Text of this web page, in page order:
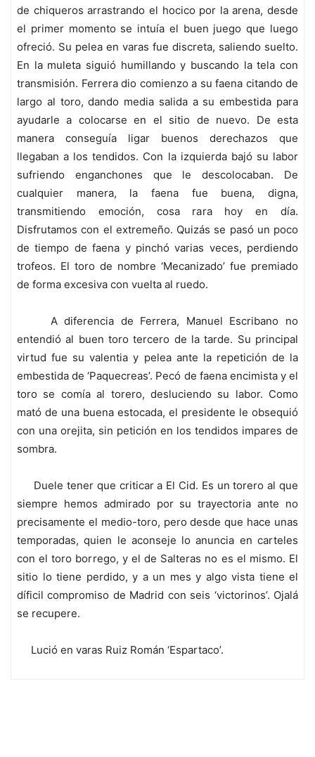
de chiqueros arrastrando el hocico por la arena, desde
el primer momento se intuía el buen juego que luego
ofreció. Su pelea en varas fue discreta, saliendo suelto.
En la muleta siguió humillando y buscando la tela con
transmisión. Ferrera dio comienzo a su faena citando de
largo al toro, dando media salida a su embestida para
ayudarle a colocarse en el sitio de nuevo. De esta
manera conseguía ligar buenos derechazos que
llegaban a los tendidos. Con la izquierda bajó su labor
sufriendo enganchones que le descolocaban. De
cualquier manera, la faena fue buena, digna,
transmitiendo emoción, cosa rara hoy en día.
Disfrutamos con el extremeño. Quizás se pasó un poco
de tiempo de faena y pinchó varias veces, perdiendo
trofeos. El toro de nombre ‘Mecanizado’ fue premiado
de forma excesiva con vuelta al ruedo.
A diferencia de Ferrera, Manuel Escribano no
entendió al buen toro tercero de la tarde. Su principal
virtud fue su valentia y pelea ante la repetición de la
embestida de ‘Paquecreas’. Pecó de faena encimista y el
toro se comía al torero, desluciendo su labor. Como
mató de una buena estocada, el presidente le obsequió
con una orejita, sin petición en los tendidos impares de
sombra.
Duele tener que criticar a El Cid. Es un torero al que
siempre hemos admirado por su trayectoria ante no
precisamente el medio-toro, pero desde que hace unas
temporadas, quien le aconseje lo anuncia en carteles
con el toro borrego, y el de Salteras no es el mismo. El
sitio lo tiene perdido, y a un mes y algo vista tiene el
díficil compromiso de Madrid con seis ‘victorinos’. Ojalá
se recupere.
Lució en varas Ruiz Román ‘Espartaco’.